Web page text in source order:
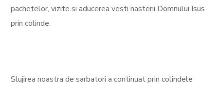
pachetelor, vizite si aducerea vesti nasterii Domnului Isus
prin colinde.
Slujirea noastra de sarbatori a continuat prin colindele